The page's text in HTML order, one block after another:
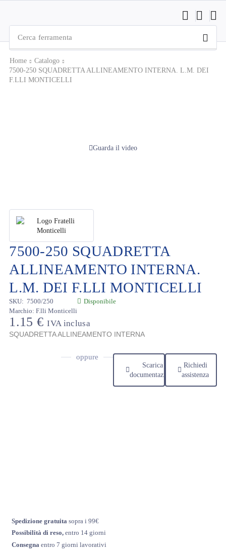
Cerca ferramenta
Home
Catalogo
7500-250 SQUADRETTA ALLINEAMENTO INTERNA. L.M. DEI
F.LLI MONTICELLI
Guarda il video
7500-250 SQUADRETTA
ALLINEAMENTO INTERNA.
L.M. DEI F.LLI MONTICELLI
SKU: 7500/250
Marchio: F.lli Monticelli
Disponibile
1.15 € IVA inclusa
SQUADRETTA ALLINEAMENTO INTERNA
oppure
Scarica
documentazione
Richiedi
assistenza
Spedizione gratuita sopra i 99€
Possibilità di reso, entro 14 giorni
Consegna entro 7 giorni lavorativi